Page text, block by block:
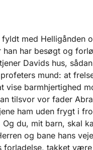
med Helligånden
har besøgt og
Davids hus,
mund: at
vise barmhjertighed
tilsvor vor fader
ham uden frygt i
du, mit barn, skal
og bane hans
forladelse, takket